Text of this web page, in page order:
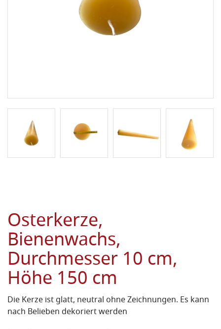
Osterkerze,
Bienenwachs,
Durchmesser 10 cm,
Höhe 150 cm
Die Kerze ist glatt, neutral ohne Zeichnungen. Es kann
nach Belieben dekoriert werden